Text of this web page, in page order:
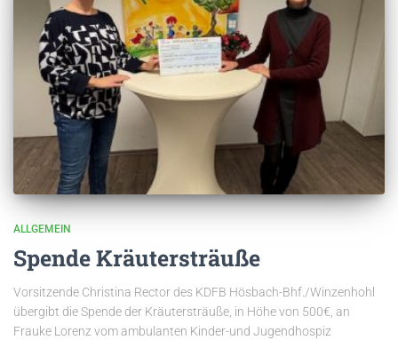
ALLGEMEIN
Spende Kräutersträuße
Vorsitzende Christina Rector des KDFB Hösbach-Bhf./Winzenhohl
übergibt die Spende der Kräutersträuße, in Höhe von 500€, an
Frauke Lorenz vom ambulanten Kinder-und Jugendhospiz